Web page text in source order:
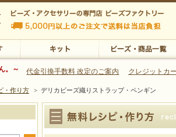
・パーツ・金具など・アクセサリーの専門店
ビーズ・アクセサリーの専門店 ビーズファクトリー
門店 ビーズファクトリー 5,000円以上のご注文で送料
。～ 代金引換手数料 改定のご案内 クレジットカ
・作り方 > デリカビーズ織りストラップ・ペンギン